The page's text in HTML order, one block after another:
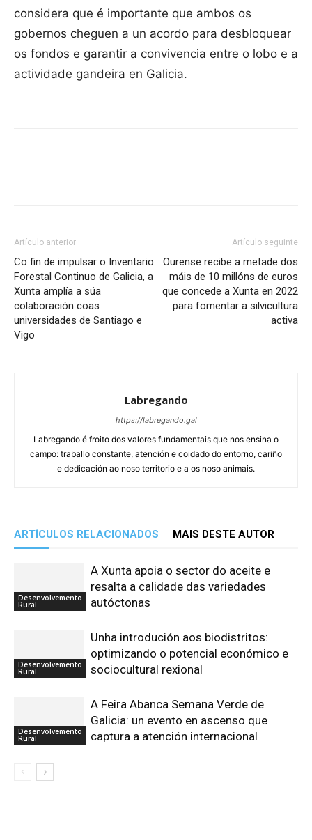
considera que é importante que ambos os
gobernos cheguen a un acordo para desbloquear
os fondos e garantir a convivencia entre o lobo e a
actividade gandeira en Galicia.
Artículo anterior
Co fin de impulsar o Inventario
Forestal Continuo de Galicia, a
Xunta amplía a súa
colaboración coas
universidades de Santiago e
Vigo
Artículo seguinte
Ourense recibe a metade dos
máis de 10 millóns de euros
que concede a Xunta en 2022
para fomentar a silvicultura
activa
Labregando
https://labregando.gal
Labregando é froito dos valores fundamentais que nos ensina o
campo: traballo constante, atención e coidado do entorno, cariño
e dedicación ao noso territorio e a os noso animais.
ARTÍCULOS RELACIONADOS MAIS DESTE AUTOR
Desenvolvemento
Rural
A Xunta apoia o sector do aceite e
resalta a calidade das variedades
autóctonas
Desenvolvemento
Rural
Unha introdución aos biodistritos:
optimizando o potencial económico e
sociocultural rexional
Desenvolvemento
Rural
A Feira Abanca Semana Verde de
Galicia: un evento en ascenso que
captura a atención internacional